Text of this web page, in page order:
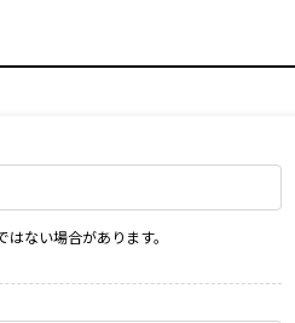
ない場合があります。